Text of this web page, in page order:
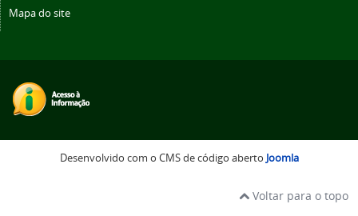
Mapa do site
Desenvolvido com o CMS de código aberto Joomla
Voltar para o topo